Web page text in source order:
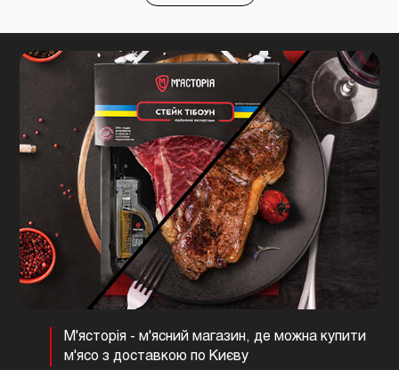
М'ясторія - м'ясний магазин, де можна купити
м'ясо з доставкою по Києву